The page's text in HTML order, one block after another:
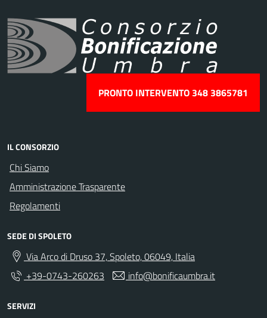
PRONTO INTERVENTO 348 3865781
IL CONSORZIO
Chi Siamo
Amministrazione Trasparente
Regolamenti
SEDE DI SPOLETO
Via Arco di Druso 37, Spoleto, 06049, Italia
+39-0743-260263
info@bonificaumbra.it
SERVIZI